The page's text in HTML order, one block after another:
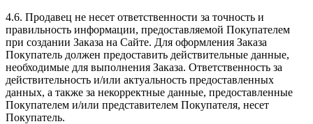
4.6. Продавец не несет ответственности за точность и
правильность информации, предоставляемой Покупателем
при создании Заказа на Сайте. Для оформления Заказа
Покупатель должен предоставить действительные данные,
необходимые для выполнения Заказа. Ответственность за
действительность и/или актуальность предоставленных
данных, а также за некорректные данные, предоставленные
Покупателем и/или представителем Покупателя, несет
Покупатель.